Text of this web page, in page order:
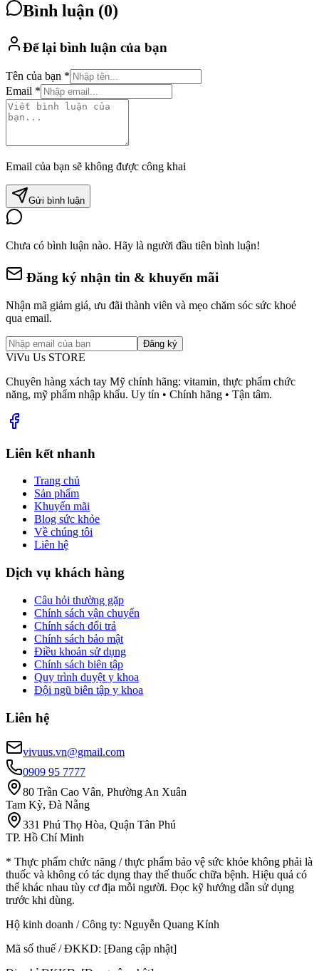
Bình luận (0)
Để lại bình luận của bạn
Tên của bạn *
Email *
Email của bạn sẽ không được công khai
Gửi bình luận
Chưa có bình luận nào. Hãy là người đầu tiên bình luận!
Đăng ký nhận tin & khuyến mãi
Nhận mã giảm giá, ưu đãi thành viên và mẹo chăm sóc sức khoẻ
qua email.
Đăng ký
ViVu Us STORE
Chuyên hàng xách tay Mỹ chính hãng: vitamin, thực phẩm chức
năng, mỹ phẩm nhập khẩu. Uy tín • Chính hãng • Tận tâm.
Liên kết nhanh
Trang chủ
Sản phẩm
Khuyến mãi
Blog sức khỏe
Về chúng tôi
Liên hệ
Dịch vụ khách hàng
Câu hỏi thường gặp
Chính sách vận chuyển
Chính sách đổi trả
Chính sách bảo mật
Điều khoản sử dụng
Chính sách biên tập
Quy trình duyệt y khoa
Đội ngũ biên tập y khoa
Liên hệ
vivuus.vn@gmail.com
0909 95 7777
80 Trần Cao Vân, Phường An Xuân
Tam Kỳ, Đà Nẵng
331 Phú Thọ Hòa, Quận Tân Phú
TP. Hồ Chí Minh
* Thực phẩm chức năng / thực phẩm bảo vệ sức khỏe không phải là
thuốc và không có tác dụng thay thế thuốc chữa bệnh. Hiệu quả có
thể khác nhau tùy cơ địa mỗi người. Đọc kỹ hướng dẫn sử dụng
trước khi dùng.
Hộ kinh doanh / Công ty: Nguyễn Quang Kính
Mã số thuế / ĐKKD: [Đang cập nhật]